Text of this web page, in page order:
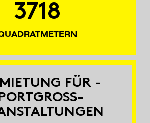
3718
FÜR